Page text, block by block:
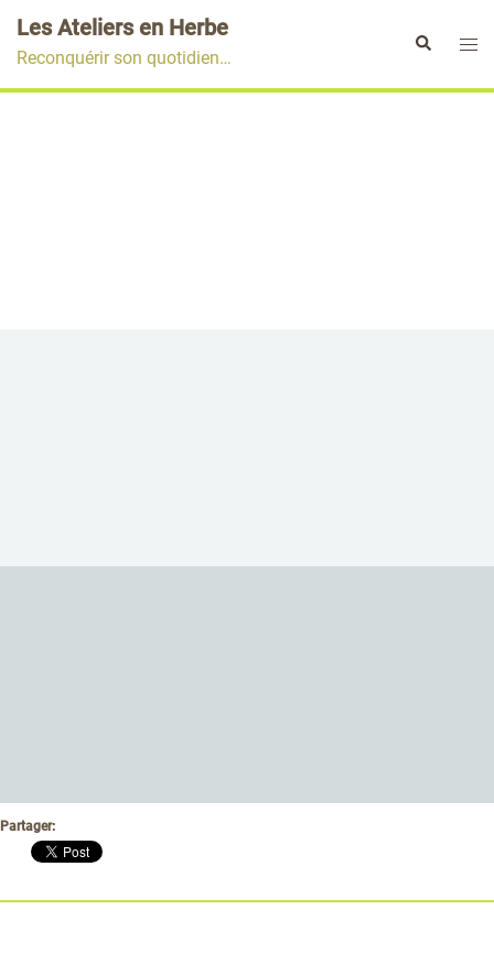
au
contenu
Les Ateliers en Herbe
Reconquérir son quotidien…
Rechercher
Partager: